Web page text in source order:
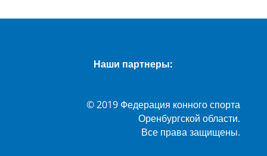
Наши партнеры:
© 2019 Федерация конного спорта
Оренбургской области.
Все права защищены.